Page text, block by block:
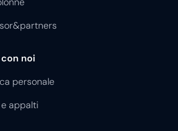
noi
personale
appalti